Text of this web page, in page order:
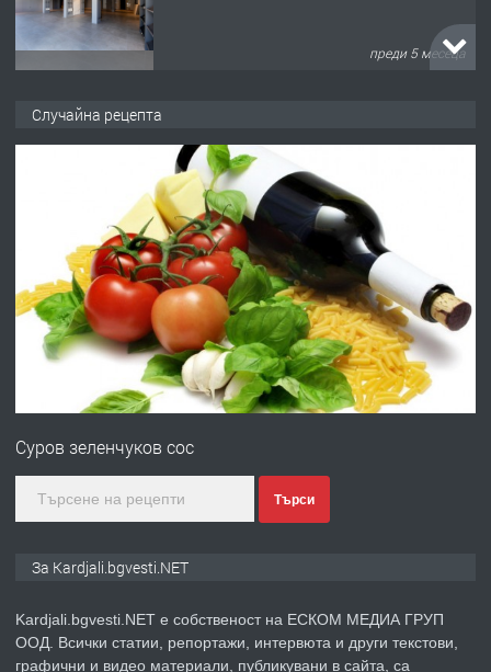
преди 5 месеца
ПРЕДЛАГА
Заведение /ресторант, бистро/ в с.
Чакаларово, община Кирково
преди 7 месеца
Гараж под наем в супер център
на язовир Студен кладенец 331м2 |
преди 1 година
Случайна рецепта
Суров зеленчуков сос
Търси
За Kardjali.bgvesti.NET
Kardjali.bgvesti.NET е собственост на ЕСКОМ МЕДИА ГРУП
ООД. Всички статии, репортажи, интервюта и други текстови,
графични и видео материали, публикувани в сайта, са